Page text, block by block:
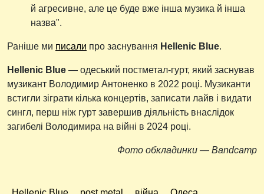
й агресивне, але це буде вже інша музика й інша
назва".
Раніше ми писали про заснування Hellenic Blue.
Hellenic Blue — одеський постметал-гурт, який заснував
музикант Володимир Антоненко в 2022 році. Музиканти
встигли зіграти кілька концертів, записати лайв і видати
сингл, перш ніж гурт завершив діяльність внаслідок
загибелі Володимира на війні в 2024 році.
Фото обкладинки — Bandcamp